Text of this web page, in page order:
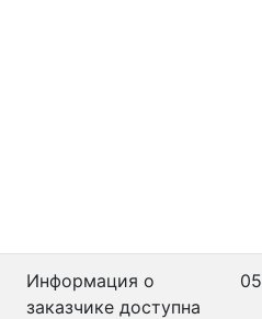
Информация о
заказчике доступна